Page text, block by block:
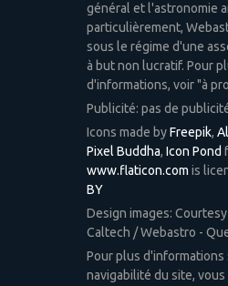
général et l'astronomie
particulièrement,
sous le régime d'une
à but non lucratif. Pour
d'informations, voir "à
Publicité: pas de
Icons made byFreepik,
Pixel Buddha, Icon Pond
www.flaticon.com is
BY
Design images: Courtesy
Caltech / Webastro -
Pour plus d'informations
navigabilité du site,